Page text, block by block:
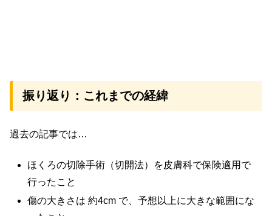
振り返り：これまでの経緯
過去の記事では…
ほくろの切除手術（切開法）を皮膚科で保険適用で
行ったこと
傷の大きさは 約4cm で、予想以上に大きな範囲にな